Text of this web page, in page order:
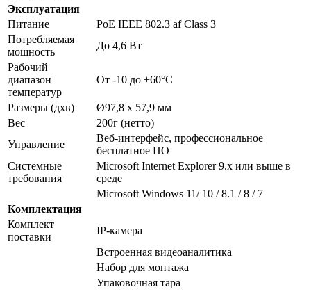
Эксплуатация
Питание
PoE IEEE 802.3 af Class 3
Потребляемая
мощность
До 4,6 Вт
Рабочий
диапазон
температур
От -10 до +60°С
Размеры (дхв)
Ø97,8 х 57,9 мм
Вес
200г (нетто)
Управление
Веб-интерфейс, профессиональное
бесплатное ПО
Системные
требования
Microsoft Internet Explorer 9.x или выше в
среде
Microsoft Windows 11/ 10 / 8.1 / 8 / 7
Комплектация
Комплект
поставки
IP-камера
Встроенная видеоаналитика
Набор для монтажа
Упаковочная тара